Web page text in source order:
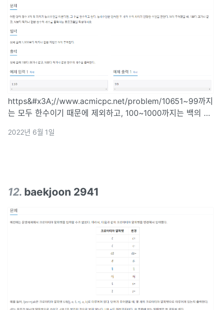
https&#x3A;//www.acmicpc.net/problem/10651~99까지
는 모두 한수이기 때문에 제외하고, 100~1000까지는 백의 자
판단했다.int getResult(int n);in
2022년 6월 1일
12. baekjoon 2941